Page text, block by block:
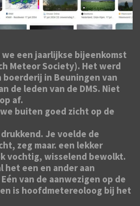
we een jaarlijkse bijeenkomst
Meteor Society). Het werd
boerderij in Beuningen van
de leden van de DMS. Niet
af.
buiten goed zicht op de
Je voelde de
zeg maar. een lekker
vochtig, wisselend bewolkt.
het een en ander aan
van de aanwezigen op de
is hoofdmetereoloog bij het